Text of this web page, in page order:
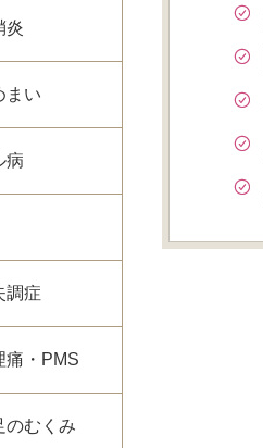
炎
まい
病
調症
痛・PMS
のむくみ